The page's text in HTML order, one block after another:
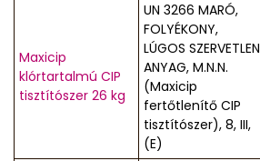
Maxicip
klórtartalmú CIP
tisztítószer 26 kg
UN 3266 MARÓ,
FOLYÉKONY,
LÚGOS SZERVETLEN
ANYAG, M.N.N.
(Maxicip
fertőtlenítő CIP
tisztítószer), 8, III,
(E)